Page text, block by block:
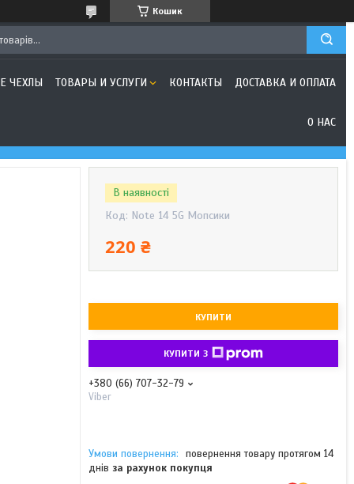
Кошик
ЧЕХЛЫ ТОВАРЫ И УСЛУГИ КОНТАКТЫ ДОСТАВКА И ОПЛАТА
О НАС
В наявності
Код: Note 14 5G Мопсики
220 ₴
КУПИТИ
КУПИТИ З
+380 (66) 707-32-79
Viber
повернення товару протягом 14
днів за рахунок покупця